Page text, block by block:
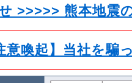
>>>>> 熊本地震
意喚起】当社を